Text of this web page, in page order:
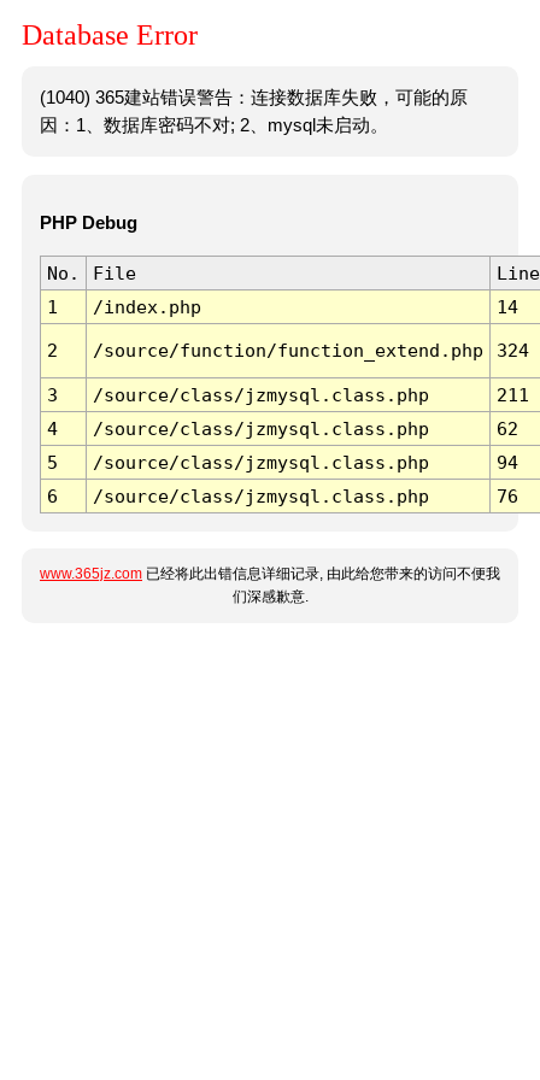
Database Error
(1040) 365建站错误警告：连接数据库失败，可能的原
因：1、数据库密码不对; 2、mysql未启动。
PHP Debug
No. File
Line
1
/index.php 14
2 /source/function/function_extend.php 324
3 /source/class/jzmysql.class.php
211
4
/source/class/jzmysql.class.php
62
5
/source/class/jzmysql.class.php
94
6
/source/class/jzmysql.class.php 76
www.365jz.com 已经将此出错信息详细记录, 由此给您带来的访问不便我
们深感歉意.